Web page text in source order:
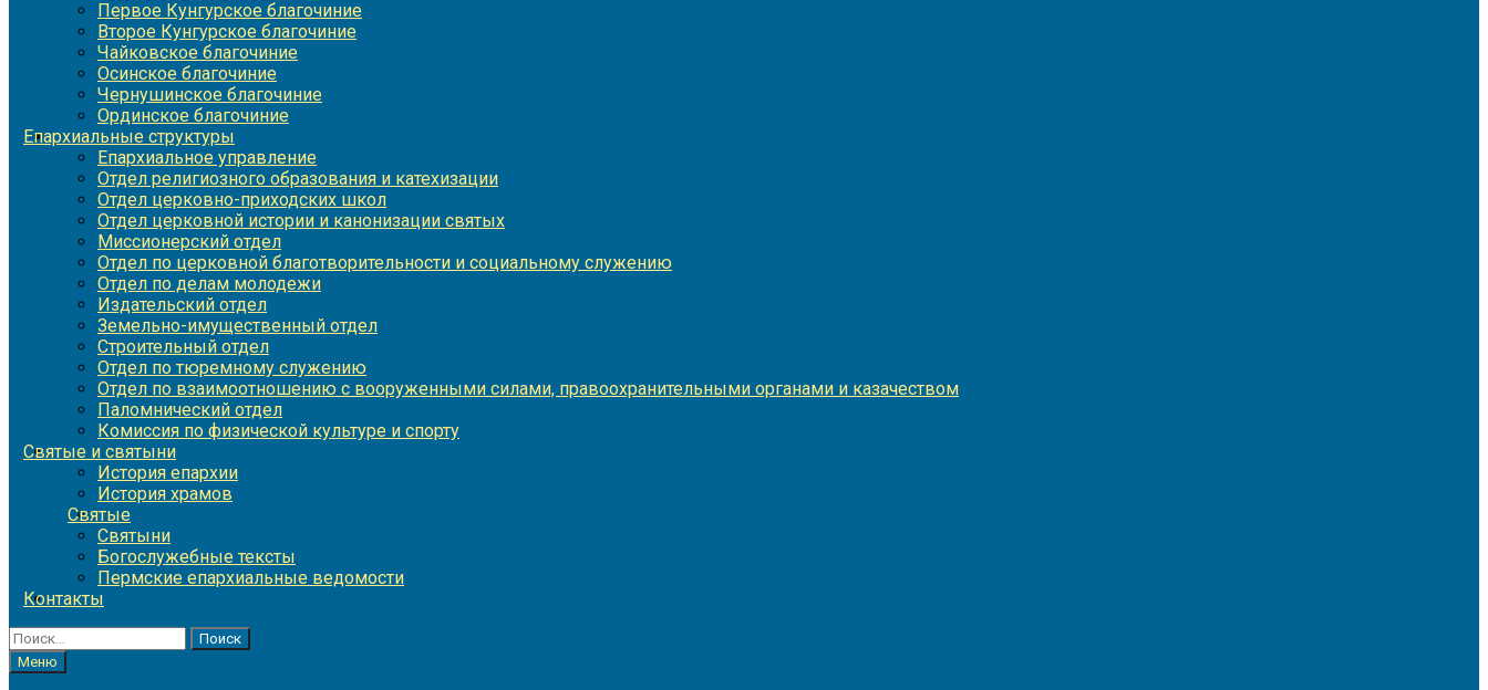
Первое Кунгурское благочиние
Второе Кунгурское благочиние
Чайковское благочиние
Осинское благочиние
Чернушинское благочиние
Ординское благочиние
Епархиальные структуры
Епархиальное управление
Отдел религиозного образования и катехизации
Отдел церковно-приходских школ
Отдел церковной истории и канонизации святых
Миссионерский отдел
Отдел по церковной благотворительности и социальному служению
Отдел по делам молодежи
Издательский отдел
Земельно-имущественный отдел
Строительный отдел
Отдел по тюремному служению
Отдел по взаимоотношению с вооруженными силами, правоохранительными органами и казачеством
Паломнический отдел
Комиссия по физической культуре и спорту
Святые и святыни
История епархии
История храмов
Святые
Святыни
Богослужебные тексты
Пермские епархиальные ведомости
Контакты
Найти:
Меню